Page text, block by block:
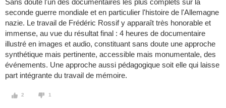
Sans doute l'un des documentaires les plus complets sur la
seconde guerre mondiale et en particulier l'histoire de l'Allemagne
nazie. Le travail de Frédéric Rossif y apparaît très honorable et
immense, au vue du résultat final : 4 heures de documentaire
illustré en images et audio, constituant sans doute une approche
synthétique mais pertinente, accessible mais monumentale, des
événements. Une approche aussi pédagogique soit elle qui laisse
part intégrante du travail de mémoire.
2 1